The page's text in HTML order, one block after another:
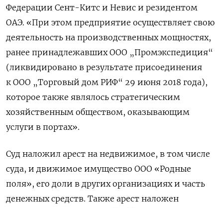
Федерации Сент-Китс и Невис и резидентом
ОАЭ. «При этом предприятие осуществляет свою
деятельность на производственных мощностях,
ранее принадлежавших ООО „Промэкспедиция“
(ликвидировано в результате присоединения
к ООО „Торговый дом РИФ“ 29 июня 2018 года),
которое также являлось стратегическим
хозяйственным обществом, оказывающим
услуги в портах».
Суд наложил арест на недвижимое, в том числе
суда, и движимое имущество ООО «Родные
поля», его доли в других организациях и часть
денежных средств. Также арест наложен